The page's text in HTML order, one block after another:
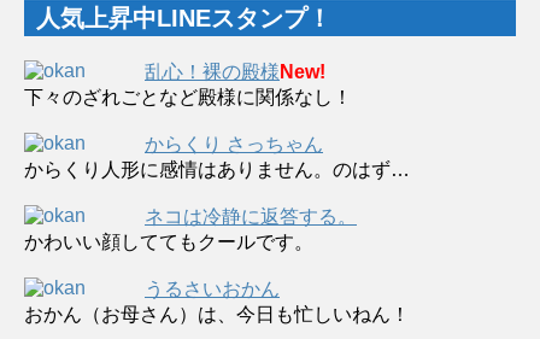
人気上昇中LINEスタンプ！
乱心！裸の殿様 New!
下々のざれごとなど殿様に関係なし！
からくり さっちゃん
からくり人形に感情はありません。のはず…
ネコは冷静に返答する。
かわいい顔しててもクールです。
うるさいおかん
おかん（お母さん）は、今日も忙しいねん！